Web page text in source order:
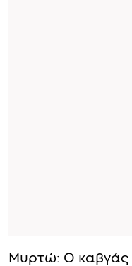
Μυρτώ: Ο καβγάς